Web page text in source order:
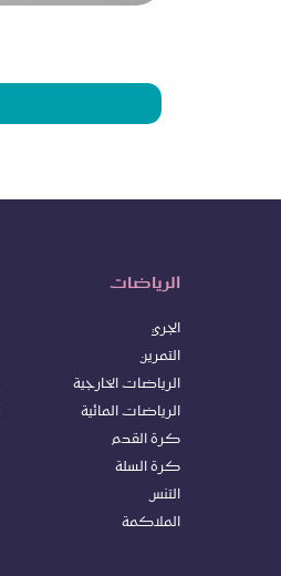
الرياضات
الجري
التمرين
الرياضات الخارجية
الرياضات المائية
كرة القدم
كرة السلة
التنس
الملاكمة